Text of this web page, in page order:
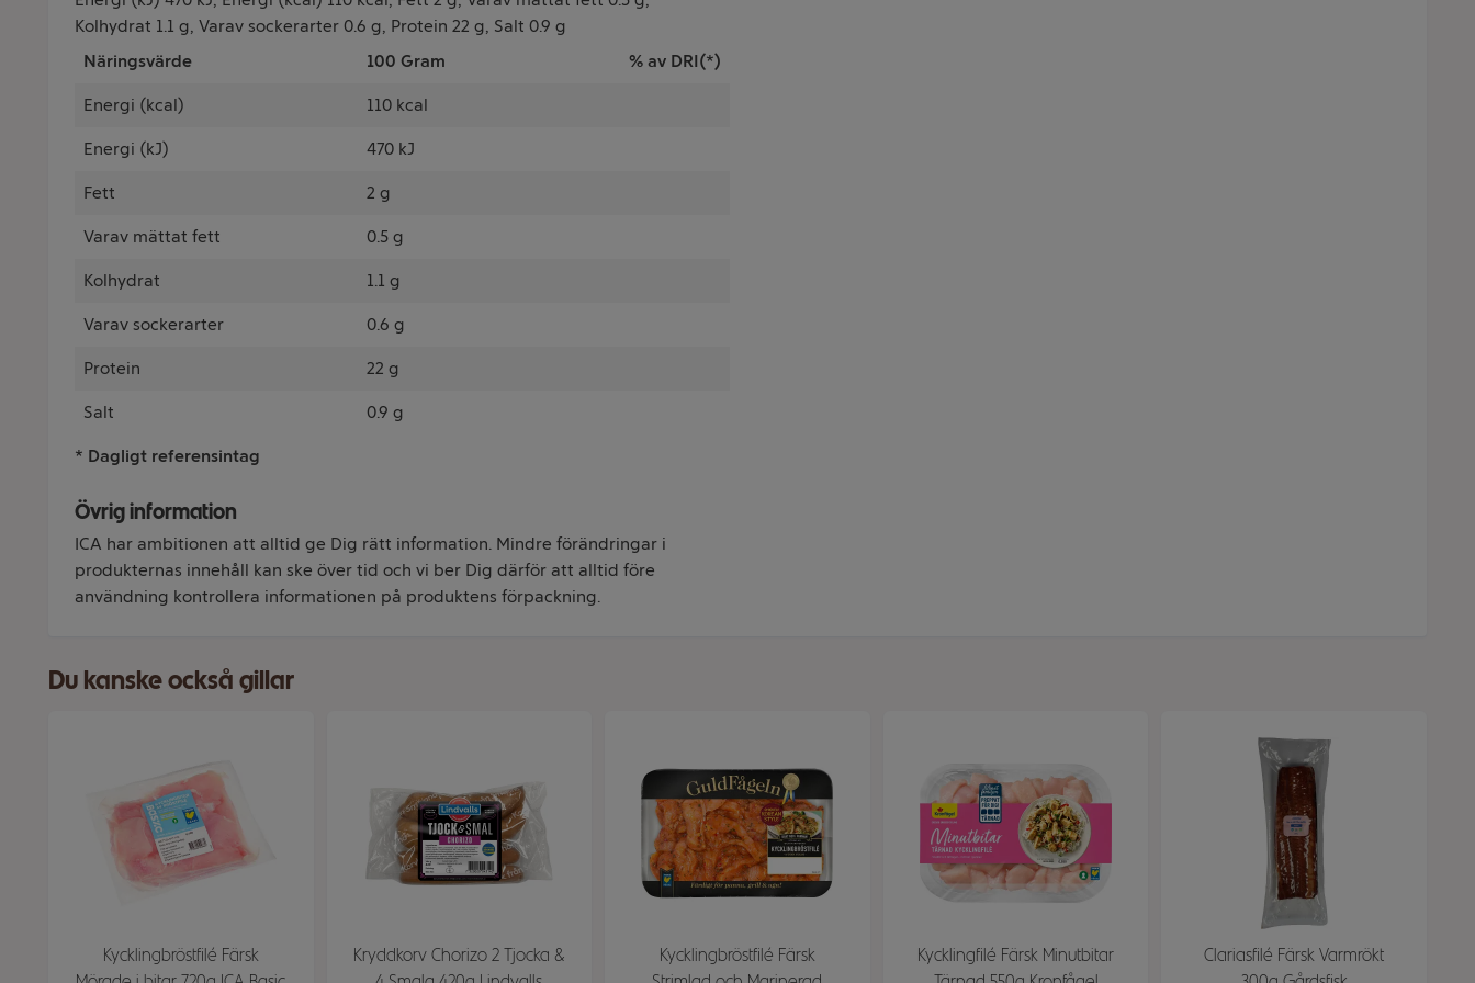
Kolhydrat 1.1 g, Varav sockerarter 0.6 g, Protein 22 g, Salt 0.9 g
Näringsvärde
100 Gram % av DRI(*)
Energi (kcal) 110 kcal
Energi (kJ) 470 kJ
Fett 2 g
Varav mättat fett 0.5 g
Kolhydrat 1.1 g
Varav sockerarter 0.6 g
Protein 22 g
Salt 0.9 g
* Dagligt referensintag
Övrig information
ICA har ambitionen att alltid ge Dig rätt information. Mindre förändringar i
produkternas innehåll kan ske över tid och vi ber Dig därför att alltid före
användning kontrollera informationen på produktens förpackning.
Du kanske också gillar
Kycklingbröstfilé Färsk
Kryddkorv Chorizo 2 Tjocka &
Kycklingbröstfilé Färsk
Kycklingfilé Färsk Minutbitar
Clariasfilé Färsk Varmrökt